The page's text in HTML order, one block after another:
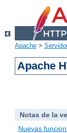
Apache >
Apache
Notas de la
Nuevas